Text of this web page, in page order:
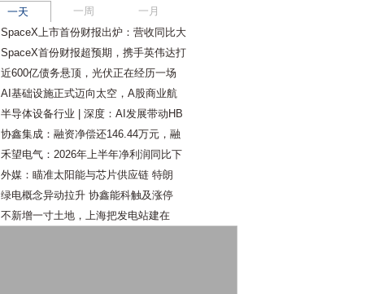
一天 一周
一月
SpaceX上市首份财报出炉：营收同比大
SpaceX首份财报超预期，携手英伟达打
近600亿债务悬顶，光伏正在经历一场
AI基础设施正式迈向太空，A股商业航
半导体设备行业 | 深度：AI发展带动HB
协鑫集成：融资净偿还146.44万元，融
禾望电气：2026年上半年净利润同比下
外媒：瞄准太阳能与芯片供应链 特朗
绿电概念异动拉升 协鑫能科触及涨停
不新增一寸土地，上海把发电站建在